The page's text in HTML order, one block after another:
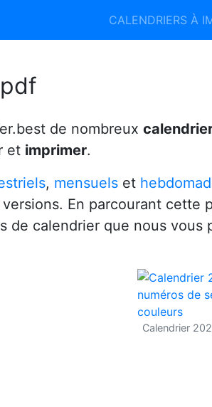
CALENDRIERS À
Calendrier 2027
de nombreux
et imprimer.
, mensuelset
En parcourant cette
de calendrier que nous vous
Calendrier